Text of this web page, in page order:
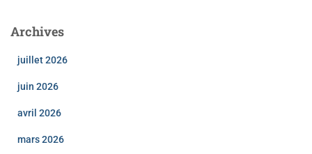
Archives
juillet 2026
juin 2026
avril 2026
mars 2026